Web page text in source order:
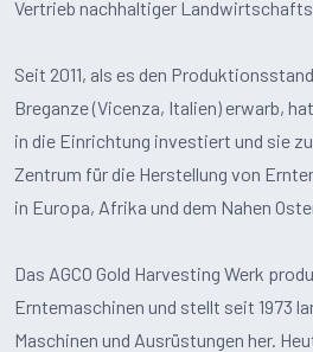
Vertrieb nachhaltiger
Seit 2011, als es den
Breganze (Vicenza, Italien) erwarb,
in die Einrichtung investiert und sie
Zentrum für die Herstellung von
in Europa, Afrika und dem Nahen
Das AGCO Gold Harvesting Werk
Erntemaschinen und stellt seit 1973
Maschinen und Ausrüstungen her.